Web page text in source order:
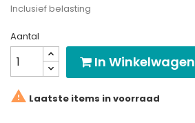
Inclusief belasting
Aantal
In Winkelwagen
 Laatste items in voorraad